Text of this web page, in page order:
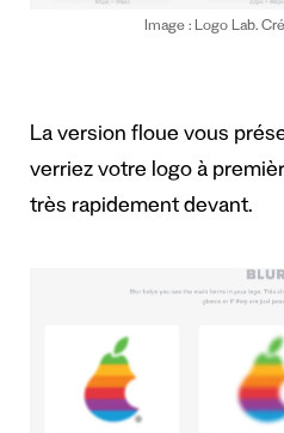
Image : Logo Lab.
La version floue vous
verriez votre logo à
très rapidement devant.